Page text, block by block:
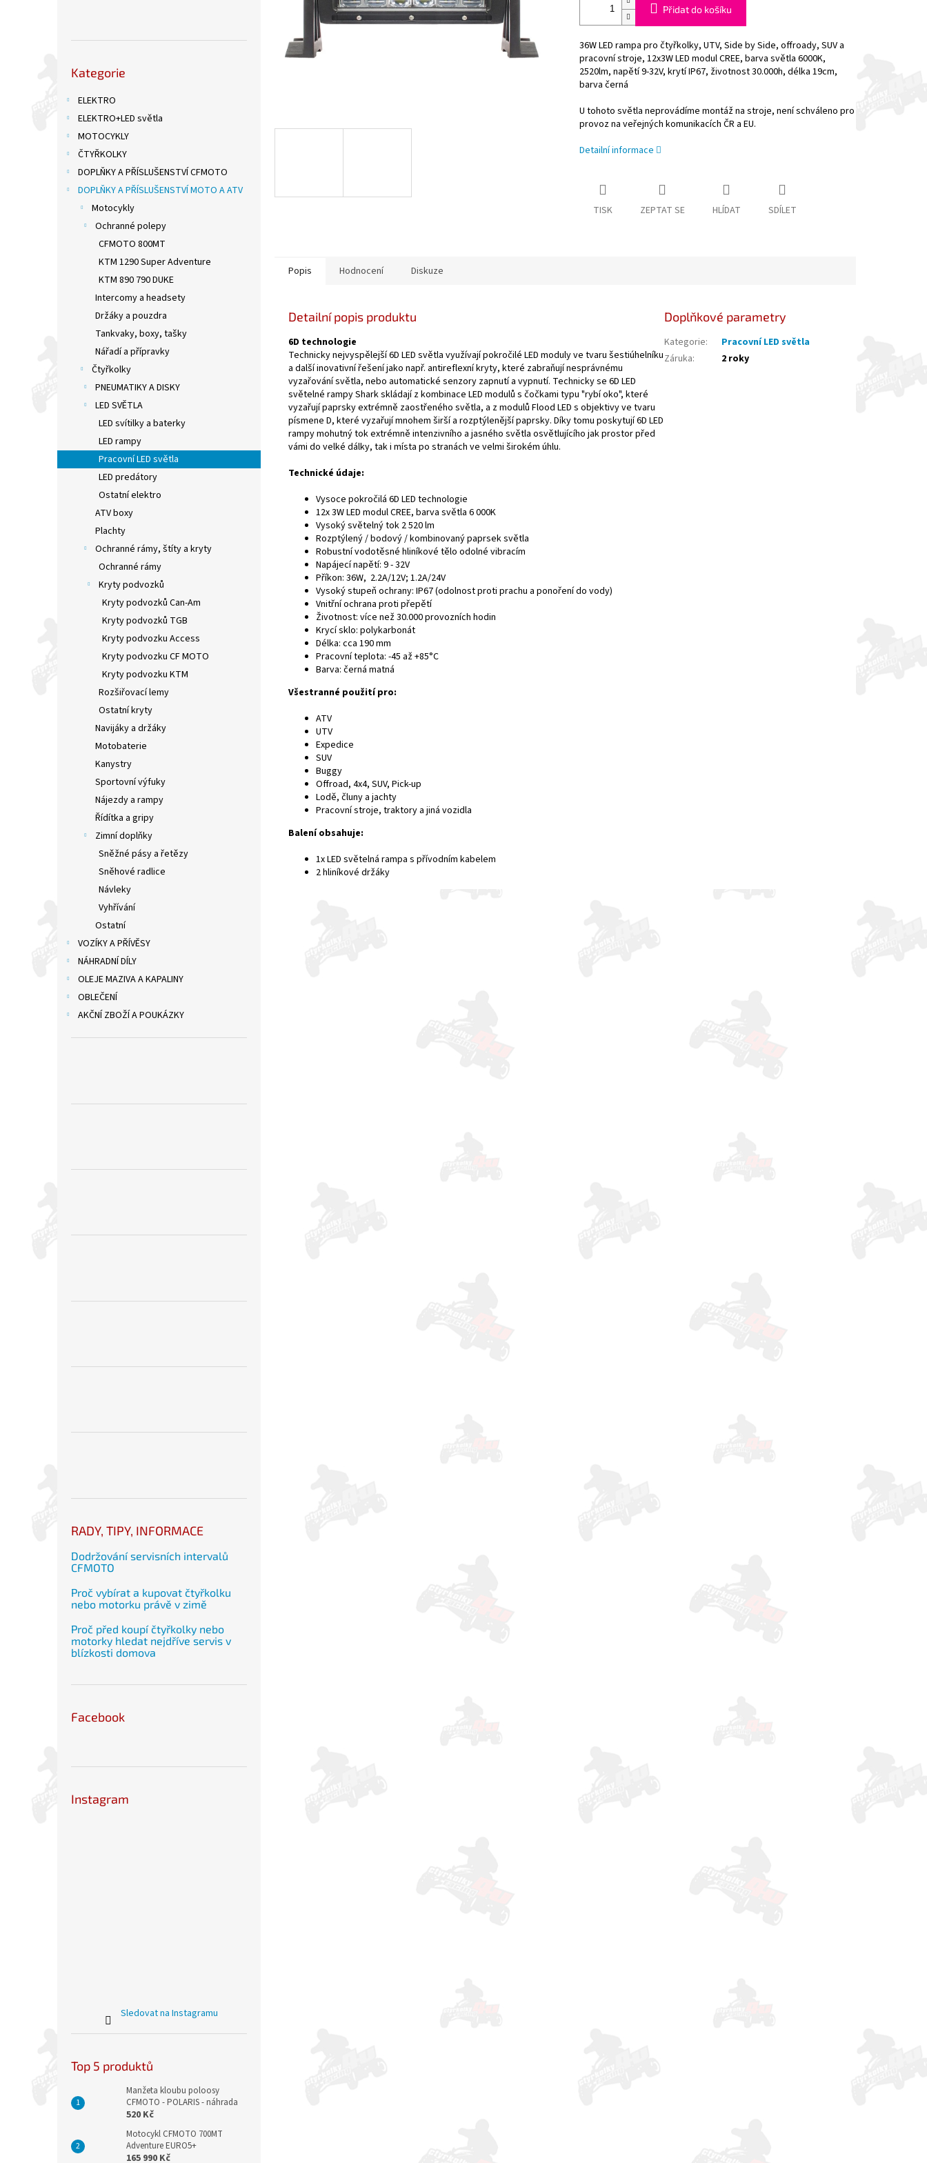
kategorie
Kategorie
ELEKTRO
ELEKTRO+LED světla
MOTOCYKLY
ČTYŘKOLKY
DOPLŇKY A PŘÍSLUŠENSTVÍ CFMOTO
DOPLŇKY A PŘÍSLUŠENSTVÍ MOTO A ATV
Motocykly
Ochranné polepy
CFMOTO 800MT
KTM 1290 Super Adventure
KTM 890 790 DUKE
Intercomy a headsety
Držáky a pouzdra
Tankvaky, boxy, tašky
Nářadí a přípravky
Čtyřkolky
PNEUMATIKY A DISKY
LED SVĚTLA
LED svítilky a baterky
LED rampy
Pracovní LED světla
LED predátory
Ostatní elektro
ATV boxy
Plachty
Ochranné rámy, štíty a kryty
Ochranné rámy
Kryty podvozků
Kryty podvozků Can-Am
Kryty podvozků TGB
Kryty podvozku Access
Kryty podvozku CF MOTO
Kryty podvozku KTM
Rozšiřovací lemy
Ostatní kryty
Navijáky a držáky
Motobaterie
Kanystry
Sportovní výfuky
Nájezdy a rampy
Řídítka a gripy
Zimní doplňky
Sněžné pásy a řetězy
Sněhové radlice
Návleky
Vyhřívání
Ostatní
VOZÍKY A PŘÍVĚSY
NÁHRADNÍ DÍLY
OLEJE MAZIVA A KAPALINY
OBLEČENÍ
AKČNÍ ZBOŽÍ A POUKÁZKY
RADY, TIPY, INFORMACE
Dodržování servisních intervalů
CFMOTO
Proč vybírat a kupovat čtyřkolku
nebo motorku právě v zimě
Proč před koupí čtyřkolky nebo
motorky hledat nejdříve servis v
blízkosti domova
Facebook
Instagram
Sledovat na Instagramu
Top 5 produktů
Manžeta kloubu poloosy
CFMOTO - POLARIS - náhrada
520 Kč
Motocykl CFMOTO 700MT
Adventure EURO5+
165 990 Kč
Přidat do košíku
36W LED rampa pro čtyřkolky, UTV, Side by Side, offroady, SUV a
pracovní stroje, 12x3W LED modul CREE, barva světla 6000K,
2520lm, napětí 9-32V, krytí IP67, životnost 30.000h, délka 19cm,
barva černá
U tohoto světla neprovádíme montáž na stroje, není schváleno pro
provoz na veřejných komunikacích ČR a EU.
Detailní informace
TISK ZEPTAT SE HLÍDAT SDÍLET
Popis Hodnocení Diskuze
Detailní popis produktu
6D technologie
Technicky nejvyspělejší 6D LED světla využívají pokročilé LED moduly ve tvaru šestiúhelníku
a další inovativní řešení jako např. antireflexní kryty, které zabraňují nesprávnému
vyzařování světla, nebo automatické senzory zapnutí a vypnutí. Technicky se 6D LED
světelné rampy Shark skládají z kombinace LED modulů s čočkami typu "rybí oko", které
vyzařují paprsky extrémně zaostřeného světla, a z modulů Flood LED s objektivy ve tvaru
písmene D, které vyzařují mnohem širší a rozptýlenější paprsky. Díky tomu poskytují 6D LED
rampy mohutný tok extrémně intenzivního a jasného světla osvětlujícího jak prostor před
vámi do velké dálky, tak i místa po stranách ve velmi širokém úhlu.
Technické údaje:
Vysoce pokročilá 6D LED technologie
12x 3W LED modul CREE, barva světla 6 000K
Vysoký světelný tok 2 520 lm
Rozptýlený / bodový / kombinovaný paprsek světla
Robustní vodotěsné hliníkové tělo odolné vibracím
Napájecí napětí: 9 - 32V
Příkon: 36W, 2.2A/12V; 1.2A/24V
Vysoký stupeň ochrany: IP67 (odolnost proti prachu a ponoření do vody)
Vnitřní ochrana proti přepětí
Životnost: více než 30.000 provozních hodin
Krycí sklo: polykarbonát
Délka: cca 190 mm
Pracovní teplota: -45 až +85°C
Barva: černá matná
Všestranné použití pro:
ATV
UTV
Expedice
SUV
Buggy
Offroad, 4x4, SUV, Pick-up
Lodě, čluny a jachty
Pracovní stroje, traktory a jiná vozidla
Balení obsahuje:
1x LED světelná rampa s přívodním kabelem
2 hliníkové držáky
Doplňkové parametry
Kategorie:
Pracovní LED světla
Záruka: 2 roky